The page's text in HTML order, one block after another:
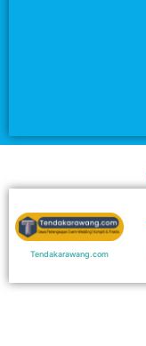
Tendakarawang.com